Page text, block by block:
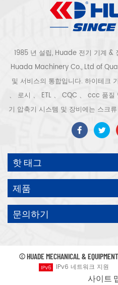
1985 년 설립, Huade 전기 기계 &
Huada Machinery Co., Ltd of
및 서비스의 통합입니다. 하이테크
、 로시 、 ETL 、 CQC 、 ccc 품
기 압축기 시스템 및 장비에는 스크
스크롤 유형, 피스톤 유형, 건조기, 필
라인 등이 포함됩니다. 보다 300 가
우리 회사는 보다 30 년 경력 from
및 장비에 대한 최고의 부품 주조 조
모터의 자체 핵심 프로세스를 개발
에너지 절약 및 환경 보호 기술 발전
드 공기 압축기를 기대하십시
핫 태그
제품
문의하기
© HUADE MECHANICAL &
IPv6 네트워크 지원
사이트